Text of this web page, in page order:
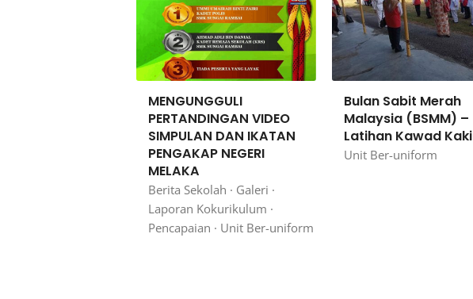
MENGUNGGULI
PERTANDINGAN VIDEO
SIMPULAN DAN IKATAN
PENGAKAP NEGERI
MELAKA
Berita Sekolah · Galeri ·
Laporan Kokurikulum ·
Pencapaian · Unit Ber-uniform
Bulan Sabit Merah
Malaysia (BSMM) –
Latihan Kawad Kaki
Unit Ber-uniform